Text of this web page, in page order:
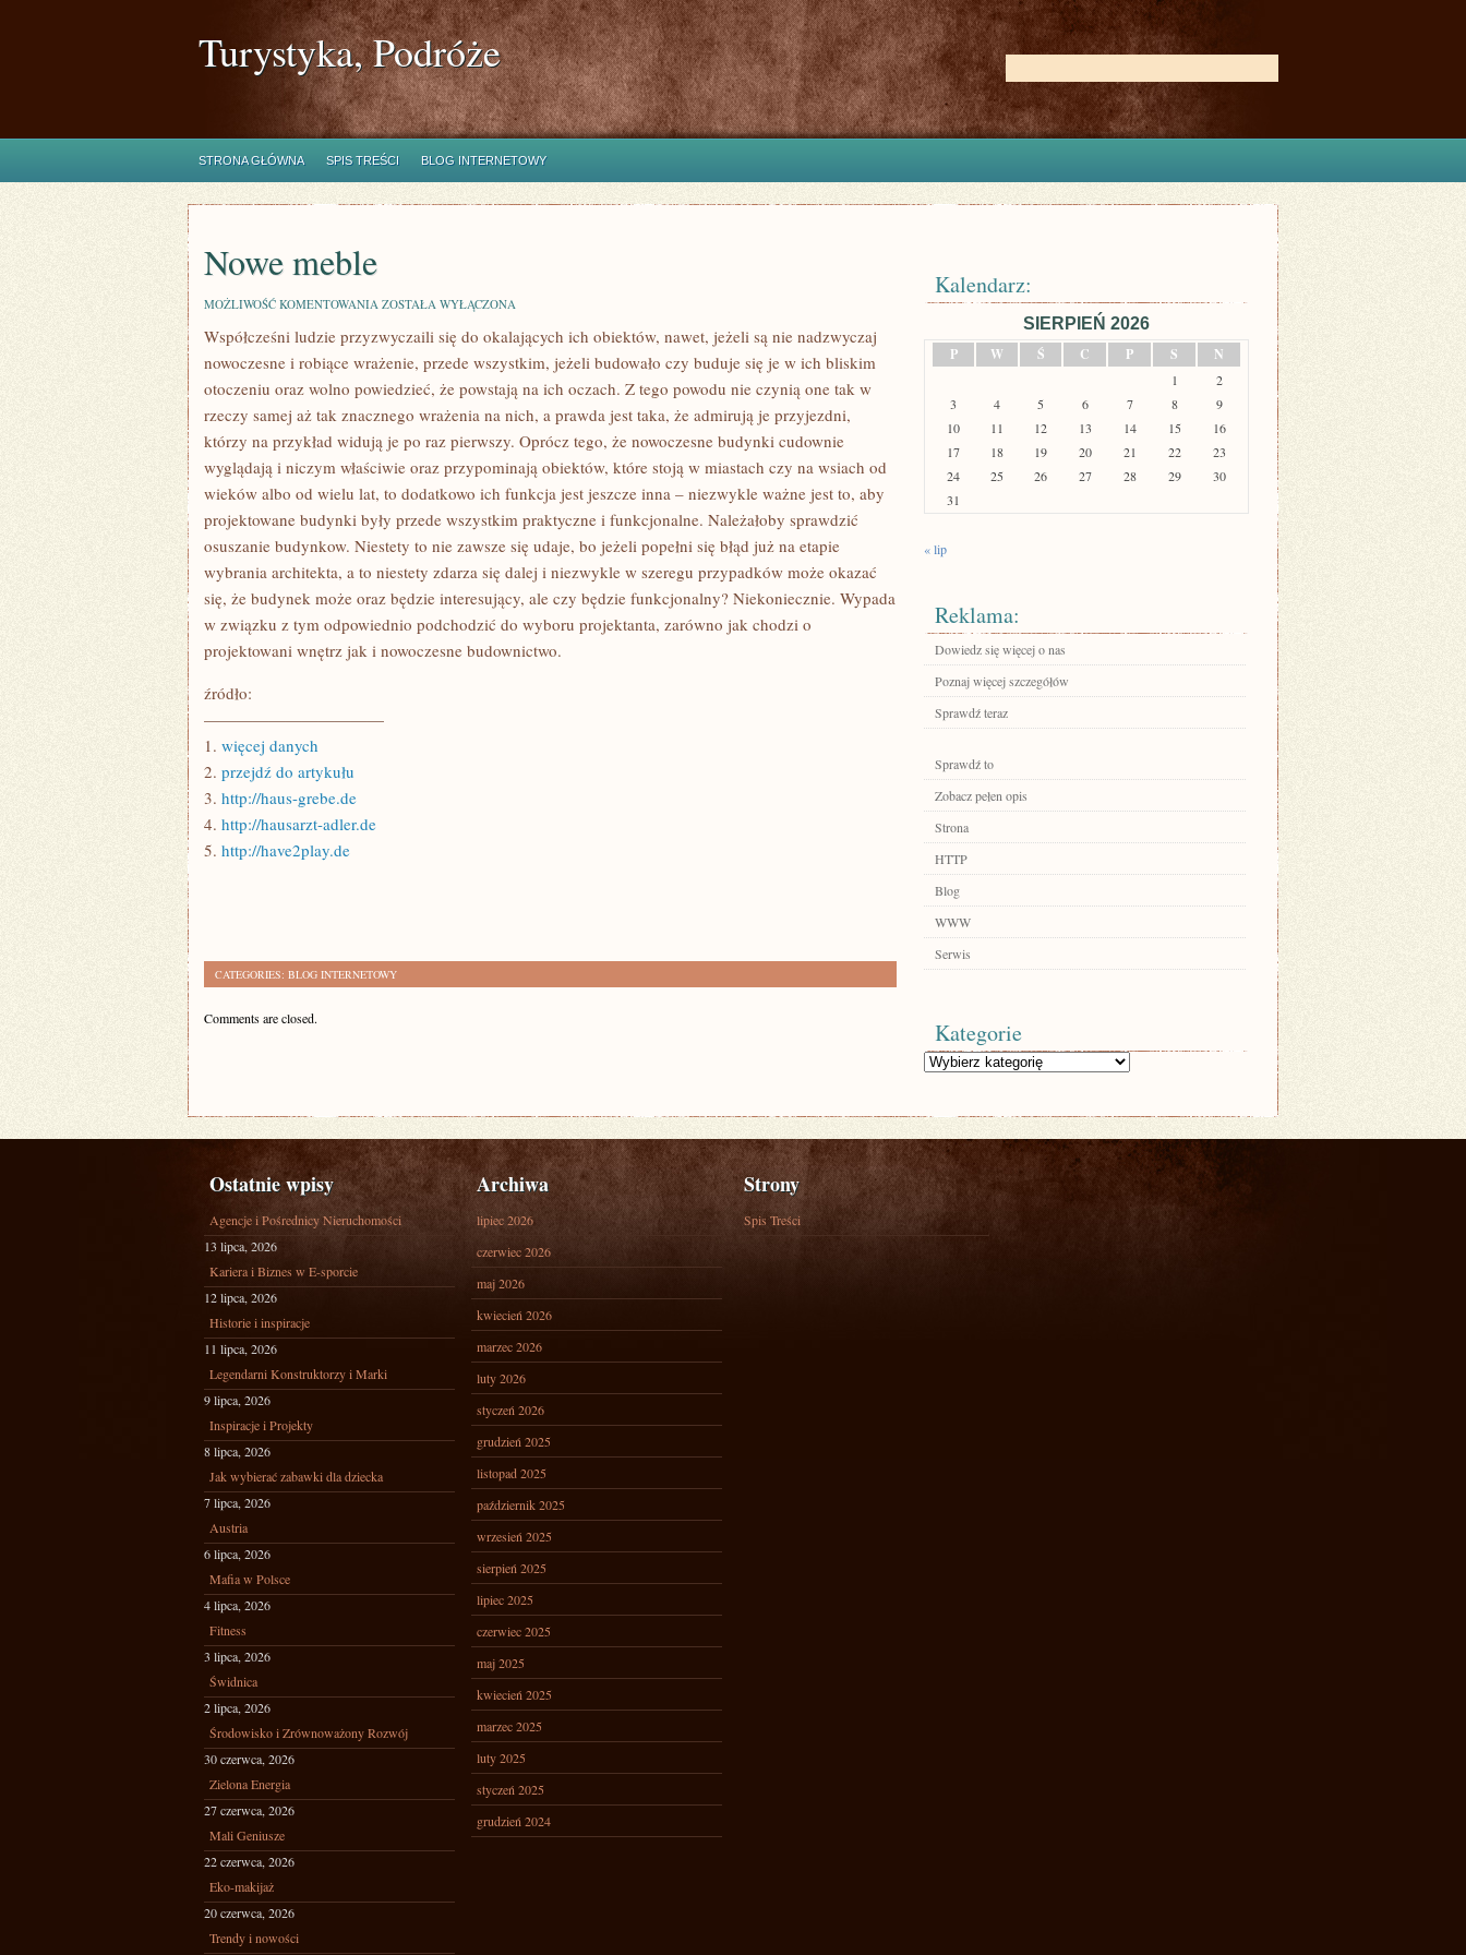
Turystyka, Podróże
STRONA GŁÓWNA SPIS TREŚCI BLOG INTERNETOWY
Nowe meble
MOŻLIWOŚĆ KOMENTOWANIA NOWE
ZOSTAŁA WYŁĄCZONA
Współcześni ludzie przyzwyczaili się do okalających ich obiektów, nawet, jeżeli są nie nadzwyczaj
nowoczesne i robiące wrażenie, przede wszystkim, jeżeli budowało czy buduje się je w ich bliskim
otoczeniu oraz wolno powiedzieć, że powstają na ich oczach. Z tego powodu nie czynią one tak w
rzeczy samej aż tak znacznego wrażenia na nich, a prawda jest taka, że admirują je przyjezdni,
którzy na przykład widują je po raz pierwszy. Oprócz tego, że nowoczesne budynki cudownie
wyglądają i niczym właściwie oraz przypominają obiektów, które stoją w miastach czy na wsiach od
wieków albo od wielu lat, to dodatkowo ich funkcja jest jeszcze inna – niezwykle ważne jest to, aby
projektowane budynki były przede wszystkim praktyczne i funkcjonalne. Należałoby sprawdzić
osuszanie budynkow. Niestety to nie zawsze się udaje, bo jeżeli popełni się błąd już na etapie
wybrania architekta, a to niestety zdarza się dalej i niezwykle w szeregu przypadków może okazać
się, że budynek może oraz będzie interesujący, ale czy będzie funkcjonalny? Niekoniecznie. Wypada
w związku z tym odpowiednio podchodzić do wyboru projektanta, zarówno jak chodzi o
projektowani wnętrz jak i nowoczesne budownictwo.
źródło:
———————————
1. więcej danych
2. przejdź do artykułu
3. http://haus-grebe.de
4. http://hausarzt-adler.de
5. http://have2play.de
CATEGORIES: BLOG INTERNETOWY
Comments are closed.
Kalendarz:
SIERPIEŃ 2026
P
W Ś C P S N
1
2
3
4 5 6 7 8
9
10
11 12 13 14 15
16
17
18 19 20 21 22
23
24
25 26 27 28 29
30
31
« lip
Reklama:
Dowiedz się więcej o nas
Poznaj więcej szczegółów
Sprawdź teraz
Sprawdź to
Zobacz pełen opis
Strona
HTTP
Blog
WWW
Serwis
Kategorie
Kategorie
Ostatnie wpisy
Agencje i Pośrednicy Nieruchomości
13 lipca, 2026
Kariera i Biznes w E-sporcie
12 lipca, 2026
Historie i inspiracje
11 lipca, 2026
Legendarni Konstruktorzy i Marki
9 lipca, 2026
Inspiracje i Projekty
8 lipca, 2026
Jak wybierać zabawki dla dziecka
7 lipca, 2026
Austria
6 lipca, 2026
Mafia w Polsce
4 lipca, 2026
Fitness
3 lipca, 2026
Świdnica
2 lipca, 2026
Środowisko i Zrównoważony Rozwój
30 czerwca, 2026
Zielona Energia
27 czerwca, 2026
Mali Geniusze
22 czerwca, 2026
Eko-makijaż
20 czerwca, 2026
Trendy i nowości
Archiwa
lipiec 2026
czerwiec 2026
maj 2026
kwiecień 2026
marzec 2026
luty 2026
styczeń 2026
grudzień 2025
listopad 2025
październik 2025
wrzesień 2025
sierpień 2025
lipiec 2025
czerwiec 2025
maj 2025
kwiecień 2025
marzec 2025
luty 2025
styczeń 2025
grudzień 2024
Strony
Spis Treści